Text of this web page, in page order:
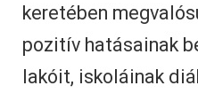
keretében
pozitív hatásainak
lakóit, iskoláinak